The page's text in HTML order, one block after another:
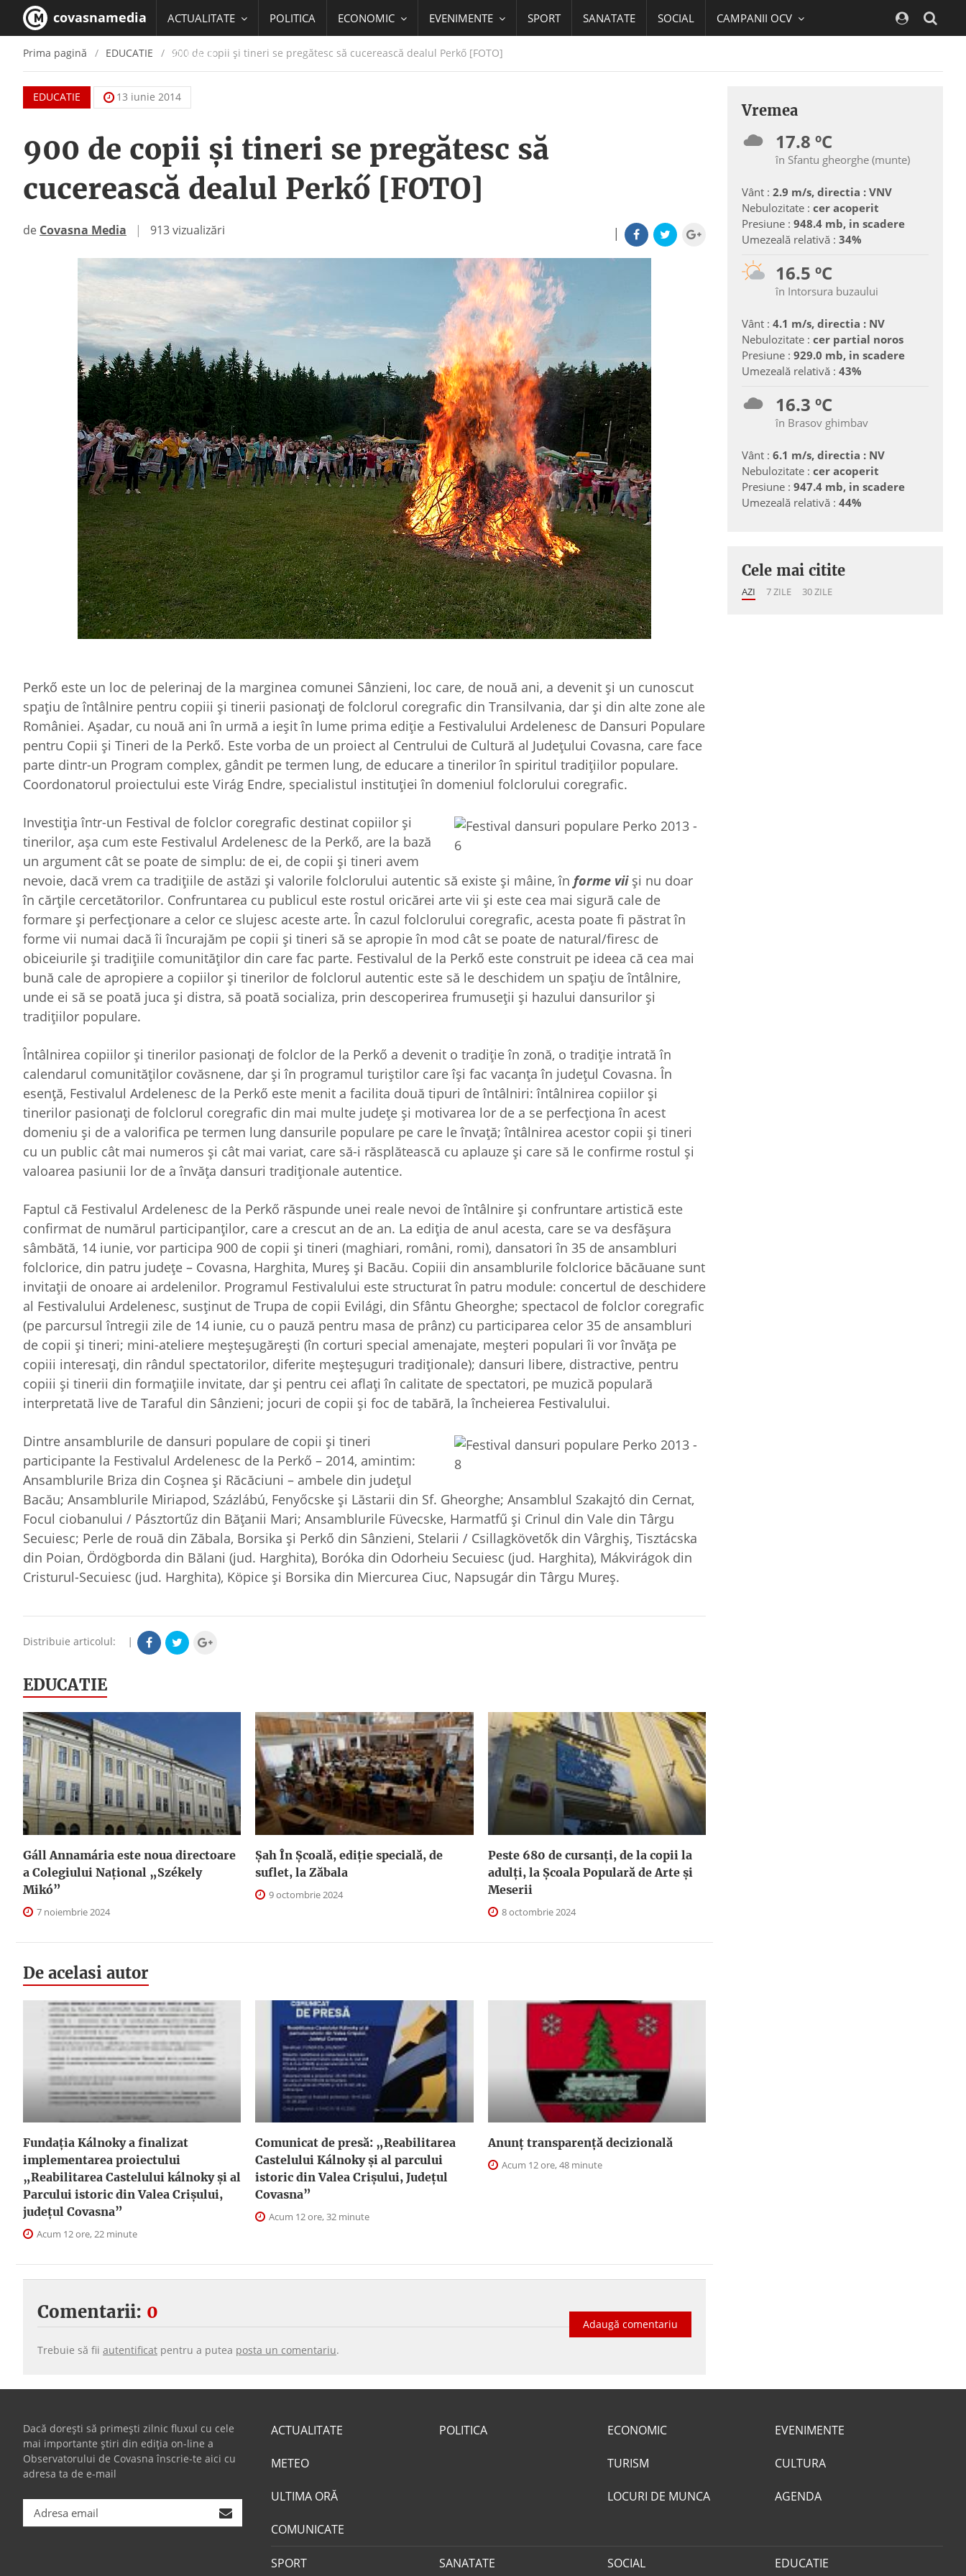
covasnamedia ACTUALITATE POLITICA ECONOMIC EVENIMENTE SPORT SANATATE SOCIAL CAMPANII OCV
EDUCATIE
Prima pagină EDUCATIE 900 de copii şi tineri se pregătesc să cucerească dealul Perkő [FOTO]
EDUCATIE 13 iunie 2014
900 de copii şi tineri se pregătesc să
cucerească dealul Perkő [FOTO]
|
de Covasna Media | 913 vizualizări
Perkő este un loc de pelerinaj de la marginea comunei Sânzieni, loc care, de nouă ani, a devenit şi un cunoscut
spaţiu de întâlnire pentru copiii şi tinerii pasionaţi de folclorul coregrafic din Transilvania, dar şi din alte zone ale
României. Aşadar, cu nouă ani în urmă a ieşit în lume prima ediţie a Festivalului Ardelenesc de Dansuri Populare
pentru Copii şi Tineri de la Perkő. Este vorba de un proiect al Centrului de Cultură al Judeţului Covasna, care face
parte dintr-un Program complex, gândit pe termen lung, de educare a tinerilor în spiritul tradiţiilor populare.
Coordonatorul proiectului este Virág Endre, specialistul instituţiei în domeniul folclorului coregrafic.
Investiţia într-un Festival de folclor coregrafic destinat copiilor şi
tinerilor, aşa cum este Festivalul Ardelenesc de la Perkő, are la bază
un argument cât se poate de simplu: de ei, de copii şi tineri avem
nevoie, dacă vrem ca tradiţiile de astăzi şi valorile folclorului autentic să existe şi mâine, în forme viişi nu doar
în cărţile cercetătorilor. Confruntarea cu publicul este rostul oricărei arte vii şi este cea mai sigură cale de
formare şi perfecţionare a celor ce slujesc aceste arte. În cazul folclorului coregrafic, acesta poate fi păstrat în
forme vii numai dacă îi încurajăm pe copii şi tineri să se apropie în mod cât se poate de natural/firesc de
obiceiurile şi tradiţiile comunităţilor din care fac parte. Festivalul de la Perkő este construit pe ideea că cea mai
bună cale de apropiere a copiilor şi tinerilor de folclorul autentic este să le deschidem un spaţiu de întâlnire,
unde ei să se poată juca şi distra, să poată socializa, prin descoperirea frumuseţii şi hazului dansurilor şi
tradiţiilor populare.
Întâlnirea copiilor şi tinerilor pasionaţi de folclor de la Perkő a devenit o tradiţie în zonă, o tradiţie intrată în
calendarul comunităţilor covăsnene, dar şi în programul turiştilor care îşi fac vacanţa în judeţul Covasna. În
esenţă, Festivalul Ardelenesc de la Perkő este menit a facilita două tipuri de întâlniri: întâlnirea copiilor şi
tinerilor pasionaţi de folclorul coregrafic din mai multe judeţe şi motivarea lor de a se perfecţiona în acest
domeniu şi de a valorifica pe termen lung dansurile populare pe care le învaţă; întâlnirea acestor copii şi tineri
cu un public cât mai numeros şi cât mai variat, care să-i răsplătească cu aplauze şi care să le confirme rostul şi
valoarea pasiunii lor de a învăţa dansuri tradiţionale autentice.
Faptul că Festivalul Ardelenesc de la Perkő răspunde unei reale nevoi de întâlnire şi confruntare artistică este
confirmat de numărul participanţilor, care a crescut an de an. La ediţia de anul acesta, care se va desfăşura
sâmbătă, 14 iunie, vor participa 900 de copii şi tineri (maghiari, români, romi), dansatori în 35 de ansambluri
folclorice, din patru judeţe – Covasna, Harghita, Mureş şi Bacău. Copiii din ansamblurile folclorice băcăuane sunt
invitaţii de onoare ai ardelenilor. Programul Festivalului este structurat în patru module: concertul de deschidere
al Festivalului Ardelenesc, susţinut de Trupa de copii Evilági, din Sfântu Gheorghe; spectacol de folclor coregrafic
(pe parcursul întregii zile de 14 iunie, cu o pauză pentru masa de prânz) cu participarea celor 35 de ansambluri
de copii şi tineri; mini-ateliere meşteşugăreşti (în corturi special amenajate, meşteri populari îi vor învăţa pe
copiii interesaţi, din rândul spectatorilor, diferite meşteşuguri tradiţionale); dansuri libere, distractive, pentru
copiii şi tinerii din formaţiile invitate, dar şi pentru cei aflaţi în calitate de spectatori, pe muzică populară
interpretată live de Taraful din Sânzieni; jocuri de copii şi foc de tabără, la încheierea Festivalului.
Dintre ansamblurile de dansuri populare de copii şi tineri
participante la Festivalul Ardelenesc de la Perkő – 2014, amintim:
Ansamblurile Briza din Coşnea şi Răcăciuni – ambele din judeţul
Bacău; Ansamblurile Miriapod, Százlábú, Fenyőcske şi Lăstarii din Sf. Gheorghe; Ansamblul Szakajtó din Cernat,
Focul ciobanului / Pásztortűz din Băţanii Mari; Ansamblurile Füvecske, Harmatfű şi Crinul din Vale din Târgu
Secuiesc; Perle de rouă din Zăbala, Borsika şi Perkő din Sânzieni, Stelarii / Csillagkövetők din Vârghiș, Tisztácska
din Poian, Ördögborda din Bălani (jud. Harghita), Boróka din Odorheiu Secuiesc (jud. Harghita), Mákvirágok din
Cristurul-Secuiesc (jud. Harghita), Köpice şi Borsika din Miercurea Ciuc, Napsugár din Târgu Mureş.
Distribuie articolul: |
EDUCATIE
Gáll Annamária este noua directoare
a Colegiului Național „Székely
Mikó”
7 noiembrie 2024
Șah În Școală, ediție specială, de
suflet, la Zăbala
9 octombrie 2024
Peste 680 de cursanți, de la copii la
adulți, la Școala Populară de Arte și
Meserii
8 octombrie 2024
De acelasi autor
Fundația Kálnoky a finalizat
implementarea proiectului
„Reabilitarea Castelului kálnoky și al
Parcului istoric din Valea Crișului,
județul Covasna”
Acum 12 ore, 22 minute
Comunicat de presă: „Reabilitarea
Castelului Kálnoky și al parcului
istoric din Valea Crișului, Județul
Covasna”
Acum 12 ore, 32 minute
Anunţ transparenţă decizională
Acum 12 ore, 48 minute
Comentarii: 0
Adaugă comentariu
Trebuie să fii autentificat pentru a putea posta un comentariu.
Vremea
17.8 ºC
în Sfantu gheorghe (munte)
Vânt : 2.9 m/s, directia : VNV
Nebulozitate : cer acoperit
Presiune : 948.4 mb, in scadere
Umezeală relativă : 34%
16.5 ºC
în Intorsura buzaului
Vânt : 4.1 m/s, directia : NV
Nebulozitate : cer partial noros
Presiune : 929.0 mb, in scadere
Umezeală relativă : 43%
16.3 ºC
în Brasov ghimbav
Vânt : 6.1 m/s, directia : NV
Nebulozitate : cer acoperit
Presiune : 947.4 mb, in scadere
Umezeală relativă : 44%
Cele mai citite
AZI 7 ZILE 30 ZILE
Dacă dorești să primești zilnic fluxul cu cele
mai importante știri din ediția on-line a
Observatorului de Covasna înscrie-te aici cu
adresa ta de e-mail
ACTUALITATE
METEO
ULTIMA ORĂ
COMUNICATE
POLITICA ECONOMIC
TURISM
LOCURI DE MUNCA
EVENIMENTE
CULTURA
AGENDA
SPORT SANATATE SOCIAL EDUCATIE